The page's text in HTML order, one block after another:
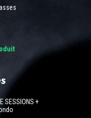
SESSIONS +